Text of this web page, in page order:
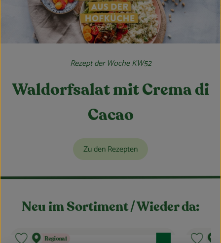
Rezept der Woche KW52
Waldorfsalat mit Crema di
Cacao
Zu den Rezepten
Neu im Sortiment / Wieder da:
hinzufügen Produkt zu Favouriten